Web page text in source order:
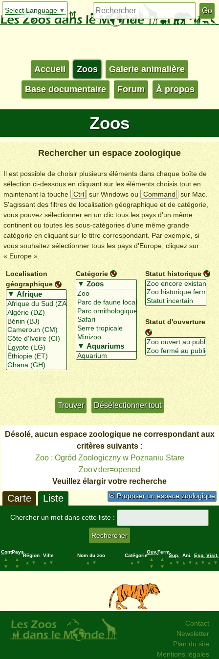
Select Language ▼
Accueil Zoos Galerie animalière
Base documentaire Forum À propos
Zoos
Rechercher un espace zoologique
Il est possible de choisir plusieurs éléments dans chaque boîte de
sélection ci-dessous en cliquant sur les éléments choisis tout en
maintenant la touche
Ctrl sur Windows ou Command
sur Mac.
S'agissant des filtres de localisation géographique et de catégorie,
vous pouvez sélectionner en un clic tous les pays d'un même
continent ou toutes les sous-catégories d'une même grande
catégorie en cliquant sur le titre correspondant. Par exemple, si
vous souhaitez sélectionner tous les pays d'Europe, cliquez sur
« Europe ».
Localisation
géographique
Catégorie Statut historique
Statut d'ouverture
Désolé, aucun espace zoologique ne correspondant aux
critères suivants :
Zoo : Ogród Zoologiczny w Poznaniu Stare
Zoo∨der=opened
Veuillez élargir votre recherche
✉ Proposer un espace zoologique
Carte Liste
Chercher un mot dans cette liste :
Cont.
▲
▼
Pays
▲
▼
Région
▲
▼
Ville
▲
▼
Nom du zoo
▲
▼
Catégorie
▲
▼
Ouv.
▲
▼
Ferm.
▲
▼
Sup.
▲
▼
Ani.
▲
▼
Esp.
▲
▼
Visit.
▲
▼
Contact
Newsletter
Plan du site
Mentions légales